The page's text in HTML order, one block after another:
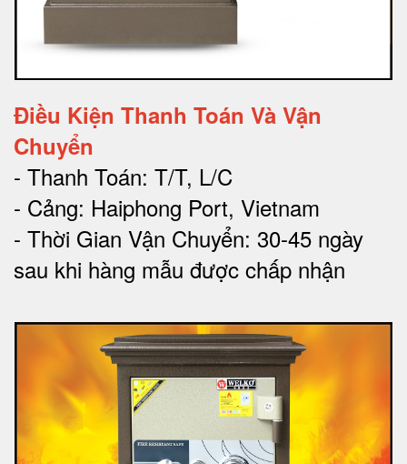
Điều Kiện Thanh Toán Và Vận
Chuyển
- Thanh Toán: T/T, L/C
- Cảng: Haiphong Port, Vietnam
- Thời Gian Vận Chuyển: 30-45 ngày
sau khi hàng mẫu được chấp nhận